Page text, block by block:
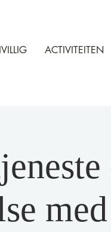
ACTIVITEITEN